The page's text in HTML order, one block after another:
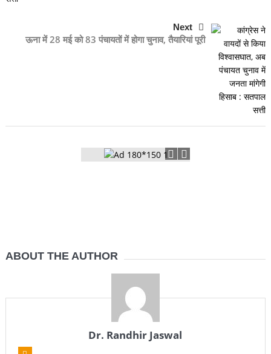
Next
ऊना में 28 मई को 83 पंचायतों में होगा चुनाव, तैयारियां पूरी
ABOUT THE AUTHOR
Dr. Randhir Jaswal